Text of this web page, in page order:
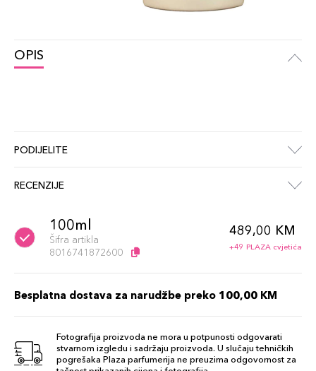
OPIS
PODIJELITE
RECENZIJE
100ml
Šifra artikla
8016741872600
489,00 KM
+49 PLAZA cvjetića
Besplatna dostava za narudžbe preko 100,00 KM
Fotografija proizvoda ne mora u potpunosti odgovarati
stvarnom izgledu i sadržaju proizvoda. U slučaju tehničkih
pogrešaka Plaza parfumerija ne preuzima odgovornost za